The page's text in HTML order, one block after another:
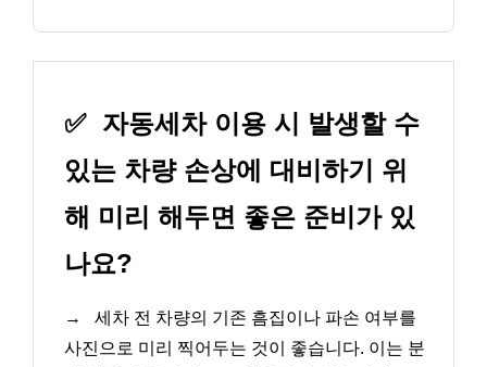
✅ 자동세차 이용 시 발생할 수
있는 차량 손상에 대비하기 위
해 미리 해두면 좋은 준비가 있
나요?
→
세차 전 차량의 기존 흠집이나 파손 여부를
사진으로 미리 찍어두는 것이 좋습니다. 이는 분